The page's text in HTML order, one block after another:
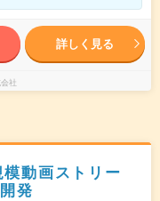
詳しく見る
社
動画ストリー
発